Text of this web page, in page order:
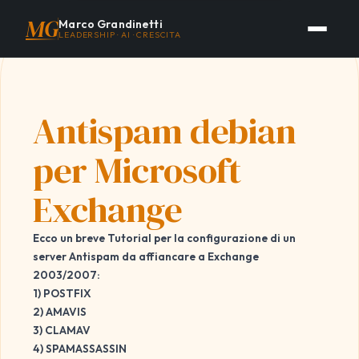
MGMarco Grandinetti
LEADERSHIP · AI · CRESCITA
Antispam debian
per Microsoft
Exchange
Ecco un breve Tutorial per la configurazione di un
server Antispam da affiancare a Exchange
2003/2007:
1) POSTFIX
2) AMAVIS
3) CLAMAV
4) SPAMASSASSIN